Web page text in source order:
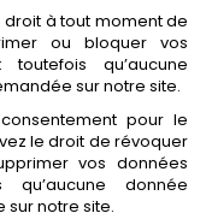
droit à tout moment de
ou bloquer vos
qu’aucune
sur notre site.
pour le
le droit de révoquer
vos données
qu’aucune donnée
notre site.